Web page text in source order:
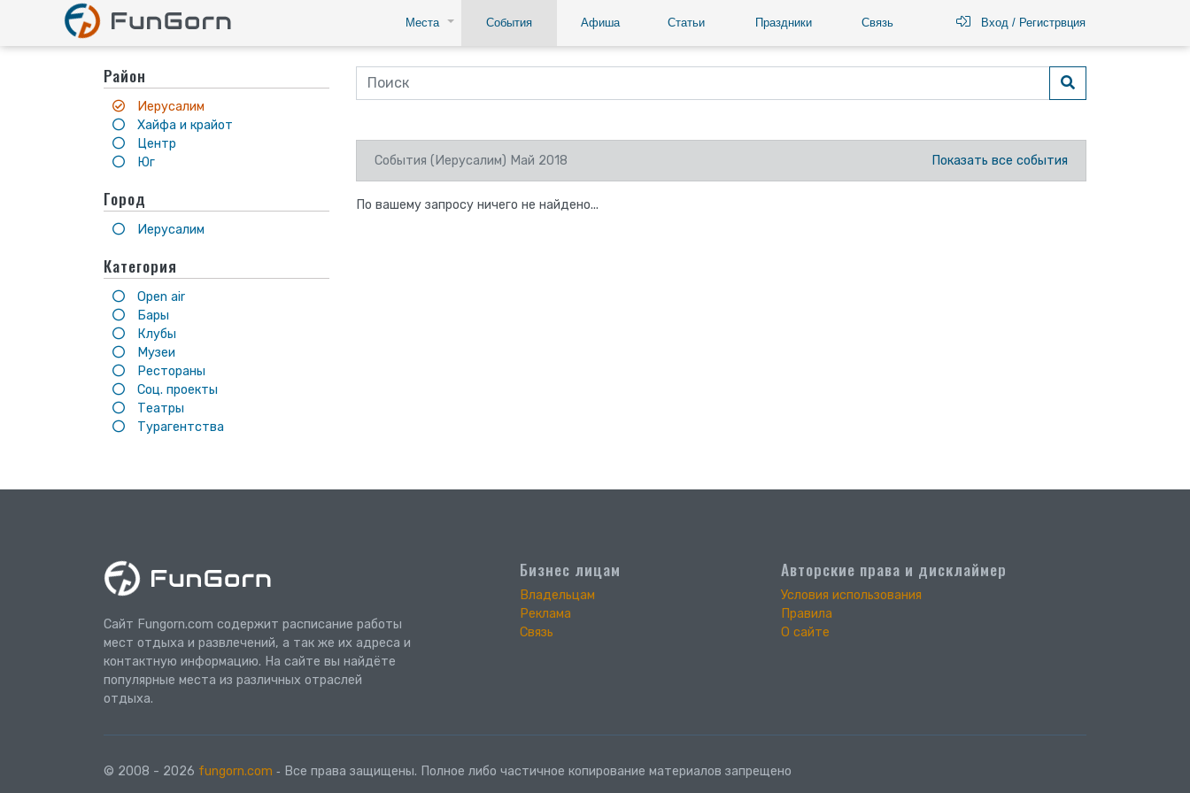
Места События Афиша Статьи Праздники Связь Вход / Регистрвция
Район
Иерусалим
Хайфа и крайот
Центр
Юг
Город
Иерусалим
Категория
Open air
Бары
Клубы
Музеи
Рестораны
Соц. проекты
Театры
Турагентства
События (Иерусалим) Май 2018 Показать все события
По вашему запросу ничего не найдено...
Сайт Fungorn.com содержит расписание работы
мест отдыха и развлечений, а так же их адреса и
контактную информацию. На сайте вы найдёте
популярные места из различных отраслей
отдыха.
Бизнес лицам
Владельцам
Реклама
Связь
Авторские права и дисклаймер
Условия использования
Правила
О сайте
© 2008 - 2026 fungorn.com ‐ Все права защищены. Полное либо частичное копирование материалов запрещено